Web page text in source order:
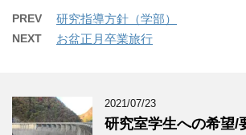
PREV 研究指導方針（学部）
NEXT お盆正月卒業旅行
2021/07/23
研究室学生への希望/